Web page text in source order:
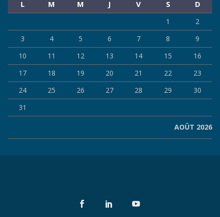
AOÛT 2026
L M M J V S D
1
2
3
4 5 6 7 8
9
10
11 12 13 14 15
16
17
18 19 20 21 22
23
24
25 26 27 28 29
30
31